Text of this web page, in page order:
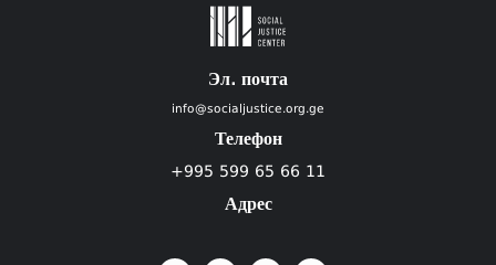
Эл. почта
info@socialjustice.org.ge
Телефон
+995 599 65 66 11
Адрес